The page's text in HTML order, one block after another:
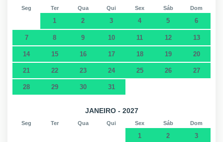
Seg Ter Qua Qui Sex Sáb Dom
1 2 3 4 5 6
7 8 9 10 11 12 13
14 15 16 17 18 19 20
21 22 23 24 25 26 27
28 29 30 31
JANEIRO - 2027
Seg Ter Qua Qui Sex Sáb Dom
1 2 3